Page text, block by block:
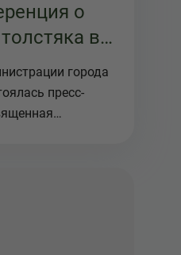
о
в
городагорода
пресс-